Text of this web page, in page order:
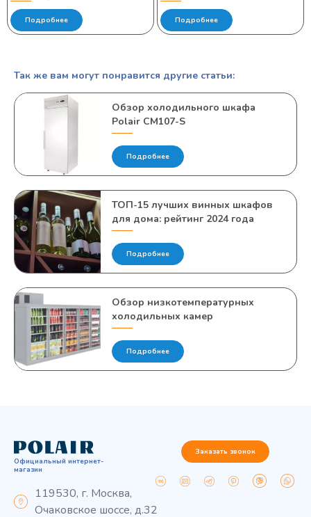
Подробнее Подробнее
Так же вам могут понравится другие статьи:
Обзор холодильного шкафа
Polair CM107-S
Подробнее
ТОП-15 лучших винных шкафов
для дома: рейтинг 2024 года
Подробнее
Обзор низкотемпературных
холодильных камер
Подробнее
Официальный интернет-
магазин
119530, г. Москва,
Очаковское шоссе, д.32
Заказать звонок